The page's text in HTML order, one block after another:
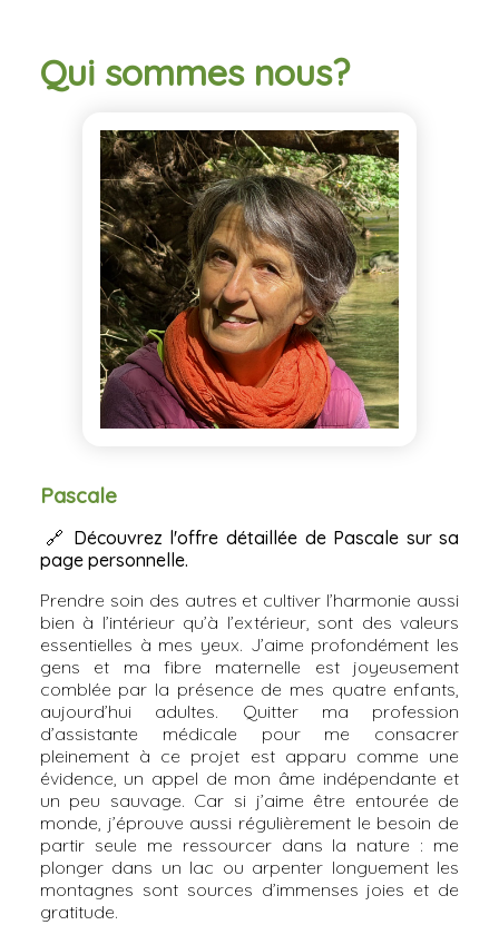
Qui sommes nous?
Pascale
🔗 Découvrez l'offre détaillée de Pascale sur sa
page personnelle.
Prendre soin des autres et cultiver l’harmonie aussi
bien à l’intérieur qu’à l’extérieur, sont des valeurs
essentielles à mes yeux. J’aime profondément les
gens et ma fibre maternelle est joyeusement
comblée par la présence de mes quatre enfants,
aujourd’hui adultes. Quitter ma profession
d’assistante médicale pour me consacrer
pleinement à ce projet est apparu comme une
évidence, un appel de mon âme indépendante et
un peu sauvage. Car si j’aime être entourée de
monde, j’éprouve aussi régulièrement le besoin de
partir seule me ressourcer dans la nature : me
plonger dans un lac ou arpenter longuement les
montagnes sont sources d’immenses joies et de
gratitude.